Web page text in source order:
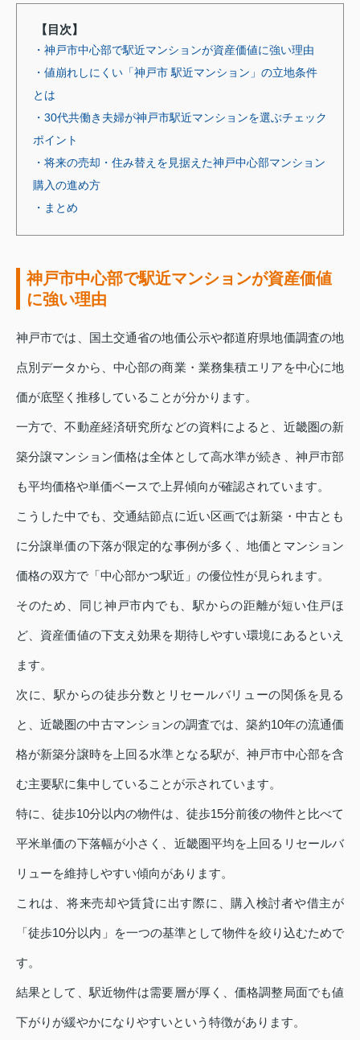
【目次】
・神戸市中心部で駅近マンションが資産価値に強い理由
・値崩れしにくい「神戸市 駅近マンション」の立地条件
とは
・30代共働き夫婦が神戸市駅近マンションを選ぶチェック
ポイント
・将来の売却・住み替えを見据えた神戸中心部マンション
購入の進め方
・まとめ
神戸市中心部で駅近マンションが資産価値
に強い理由
神戸市では、国土交通省の地価公示や都道府県地価調査の地
点別データから、中心部の商業・業務集積エリアを中心に地
価が底堅く推移していることが分かります。
一方で、不動産経済研究所などの資料によると、近畿圏の新
築分譲マンション価格は全体として高水準が続き、神戸市部
も平均価格や単価ベースで上昇傾向が確認されています。
こうした中でも、交通結節点に近い区画では新築・中古とも
に分譲単価の下落が限定的な事例が多く、地価とマンション
価格の双方で「中心部かつ駅近」の優位性が見られます。
そのため、同じ神戸市内でも、駅からの距離が短い住戸ほ
ど、資産価値の下支え効果を期待しやすい環境にあるといえ
ます。
次に、駅からの徒歩分数とリセールバリューの関係を見る
と、近畿圏の中古マンションの調査では、築約10年の流通価
格が新築分譲時を上回る水準となる駅が、神戸市中心部を含
む主要駅に集中していることが示されています。
特に、徒歩10分以内の物件は、徒歩15分前後の物件と比べて
平米単価の下落幅が小さく、近畿圏平均を上回るリセールバ
リューを維持しやすい傾向があります。
これは、将来売却や賃貸に出す際に、購入検討者や借主が
「徒歩10分以内」を一つの基準として物件を絞り込むためで
す。
結果として、駅近物件は需要層が厚く、価格調整局面でも値
下がりが緩やかになりやすいという特徴があります。